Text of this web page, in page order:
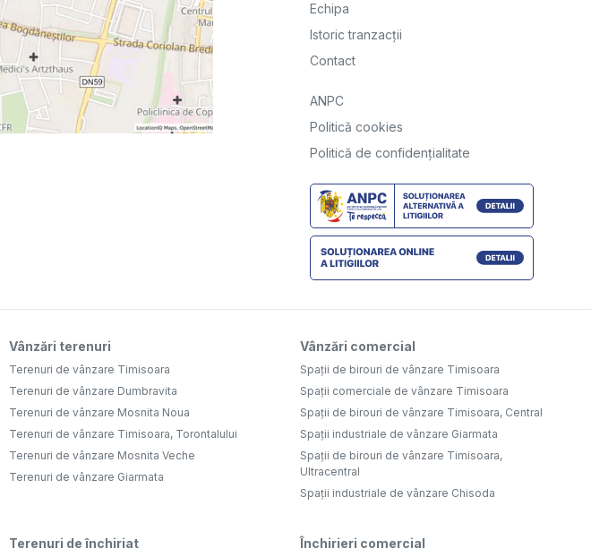
Echipa
Istoric tranzacții
Contact
ANPC
Politică cookies
Politică de confidențialitate
Vânzări terenuri
Terenuri de vânzare Timisoara
Terenuri de vânzare Dumbravita
Terenuri de vânzare Mosnita Noua
Terenuri de vânzare Timisoara, Torontalului
Terenuri de vânzare Mosnita Veche
Terenuri de vânzare Giarmata
Vânzări comercial
Spații de birouri de vânzare Timisoara
Spații comerciale de vânzare Timisoara
Spații de birouri de vânzare Timisoara, Central
Spații industriale de vânzare Giarmata
Spații de birouri de vânzare Timisoara,
Ultracentral
Spații industriale de vânzare Chisoda
Terenuri de închiriat Închirieri comercial